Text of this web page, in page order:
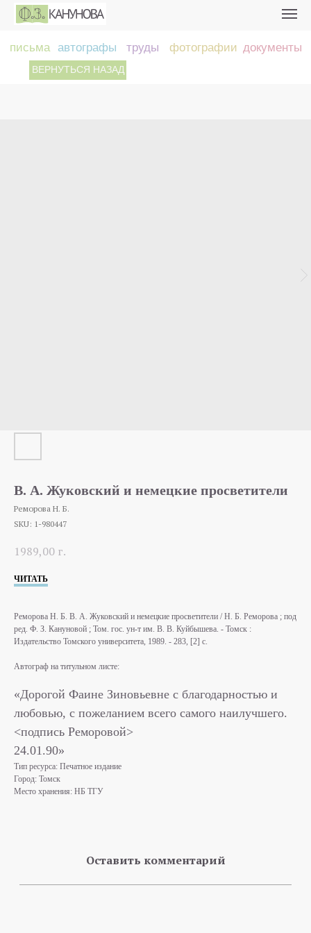
ВЕРНУТЬСЯ НАЗАД
В. А. Жуковский и немецкие просветители
Реморова Н. Б.
SKU: 1-980447
1989,00 г.
ЧИТАТЬ
Реморова Н. Б. В. А. Жуковский и немецкие просветители / Н. Б. Реморова ; под
ред. Ф. З. Кануновой ; Том. гос. ун-т им. В. В. Куйбышева. - Томск :
Издательство Томского университета, 1989. - 283, [2] с.
Автограф на титульном листе:
«Дорогой Фаине Зиновьевне с благодарностью и
любовью, с пожеланием всего самого наилучшего.
<подпись Реморовой>
24.01.90»
Тип ресурса: Печатное издание
Город: Томск
Место хранения: НБ ТГУ
Оставить комментарий